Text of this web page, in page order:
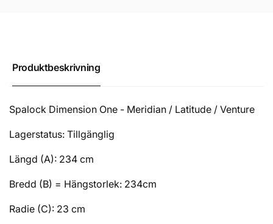
Produktbeskrivning
Spalock Dimension One - Meridian / Latitude / Venture
Lagerstatus: Tillgänglig
Längd (A): 234 cm
Bredd (B) = Hängstorlek: 234cm
Radie (C): 23 cm